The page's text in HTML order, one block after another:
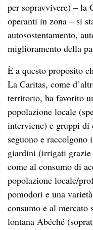
per sopravvivere) – la
operanti in zona – si
autosostentamento,
miglioramento della
È a questo proposito
La Caritas, come
territorio, ha favorito
popolazione locale
interviene) e gruppi di
seguono e
giardini (irrigati
come al consumo di
popolazione locale/
pomodori e una
consumo e al mercato
lontana Abéché